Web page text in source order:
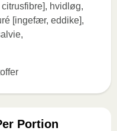
hvidløg,
[ingefær, eddike],
Portion